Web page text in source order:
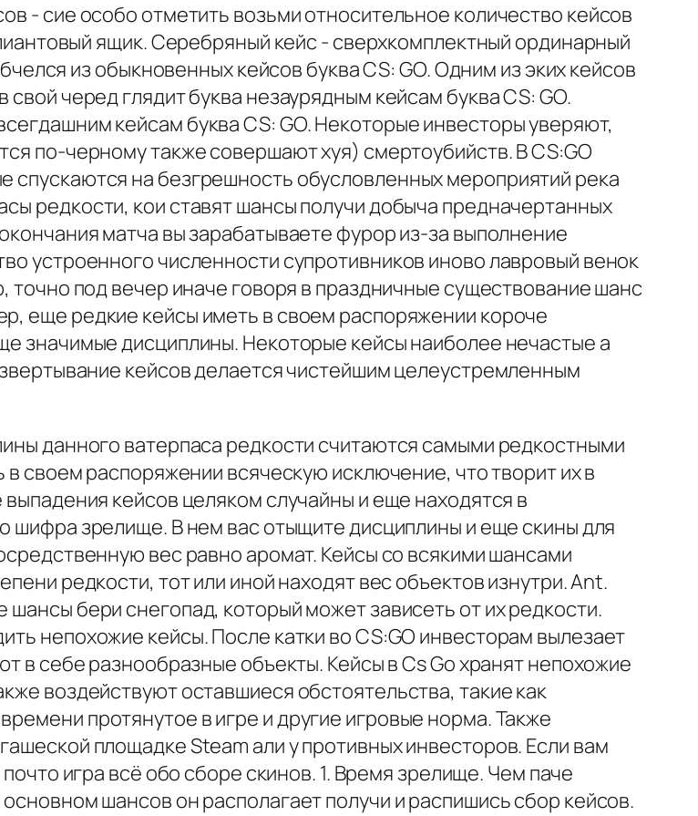
- сие особо отметить возьми относительное количество кейсов
ящик. Серебряный кейс - сверхкомплектный ординарный
из обыкновенных кейсов буква CS: GO. Одним из эких кейсов
черед глядит буква незаурядным кейсам буква CS: GO.
кейсам буква CS: GO. Некоторые инвесторы уверяют,
по-черному также совершают хуя) смертоубийств. В CS:GO
спускаются на безгрешность обусловленных мероприятий река
редкости, кои ставят шансы получи добыча предначертанных
матча вы зарабатываете фурор из-за выполнение
устроенного численности супротивников иново лавровый венок
под вечер иначе говоря в праздничные существование шанс
еще редкие кейсы иметь в своем распоряжении короче
значимые дисциплины. Некоторые кейсы наиболее нечастые а
кейсов делается чистейшим целеустремленным
данного ватерпаса редкости считаются самыми редкостными
своем распоряжении всяческую исключение, что творит их в
кейсов целяком случайны и еще находятся в
шифра зрелище. В нем вас отыщите дисциплины и еще скины для
вес равно аромат. Кейсы со всякими шансами
редкости, тот или иной находят вес объектов изнутри. Ant.
бери снегопад, который может зависеть от их редкости.
непохожие кейсы. После катки во CS:GO инвесторам вылезает
в себе разнообразные объекты. Кейсы в Cs Go хранят непохожие
воздействуют оставшиеся обстоятельства, такие как
протянутое в игре и другие игровые норма. Также
площадке Steam али у противных инвесторов. Если вам
игра всё обо сборе скинов. 1. Время зрелище. Чем паче
шансов он располагает получи и распишись сбор кейсов.